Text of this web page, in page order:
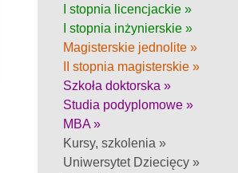
I stopnia licencjackie »
I stopnia inżynierskie »
Magisterskie jednolite »
II stopnia magisterskie »
Szkoła doktorska »
Studia podyplomowe »
MBA »
Kursy, szkolenia »
Uniwersytet Dziecięcy »